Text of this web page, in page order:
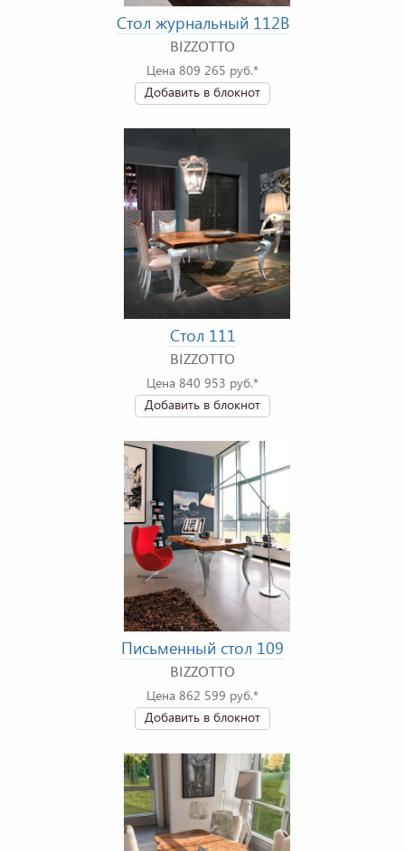
Стол журнальный 112B
BIZZOTTO
Цена 809 265 руб.*
Добавить в блокнот
Стол 111
BIZZOTTO
Цена 840 953 руб.*
Добавить в блокнот
Письменный стол 109
BIZZOTTO
Цена 862 599 руб.*
Добавить в блокнот